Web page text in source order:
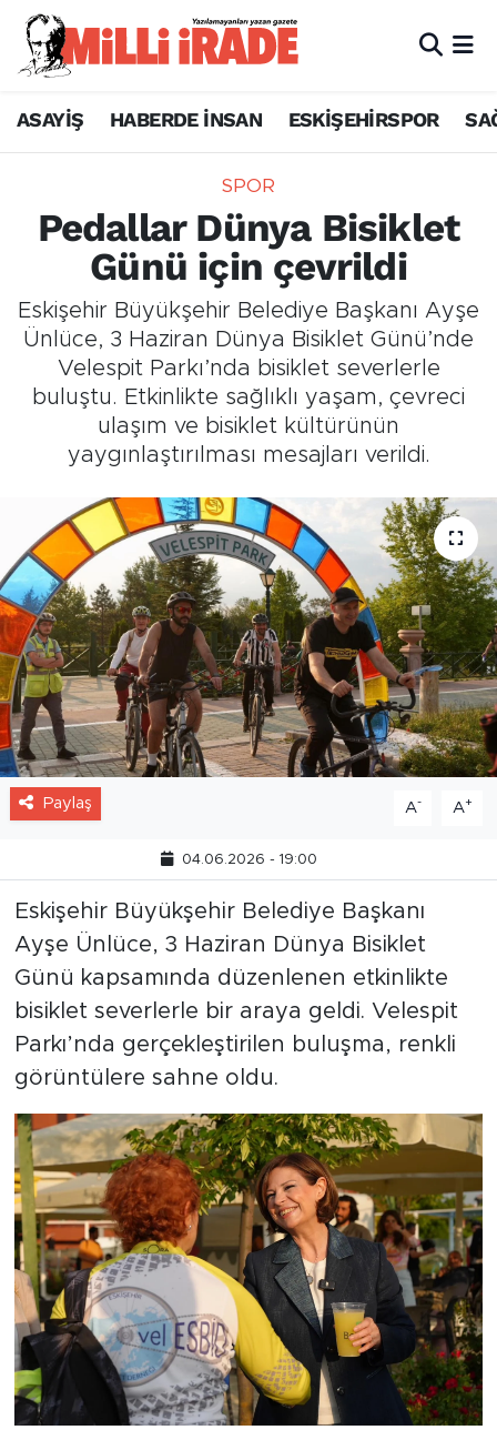
ASAYİŞ HABERDE İNSAN ESKİŞEHİRSPOR
SPOR
Pedallar Dünya Bisiklet
Günü için çevrildi
Eskişehir Büyükşehir Belediye Başkanı Ayşe
Ünlüce, 3 Haziran Dünya Bisiklet Günü’nde
Velespit Parkı’nda bisiklet severlerle
buluştu. Etkinlikte sağlıklı yaşam, çevreci
ulaşım ve bisiklet kültürünün
yaygınlaştırılması mesajları verildi.
Paylaş A- A+
04.06.2026 - 19:00
Eskişehir Büyükşehir Belediye Başkanı
Ayşe Ünlüce, 3 Haziran Dünya Bisiklet
Günü kapsamında düzenlenen etkinlikte
bisiklet severlerle bir araya geldi. Velespit
Parkı’nda gerçekleştirilen buluşma, renkli
görüntülere sahne oldu.